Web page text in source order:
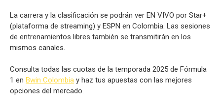
La carrera y la clasificación se podrán ver EN VIVO por Star+
(plataforma de streaming) y ESPN en Colombia. Las sesiones
de entrenamientos libres también se transmitirán en los
mismos canales.
Consulta todas las cuotas de la temporada 2025 de Fórmula
1 en Bwin Colombia y haz tus apuestas con las mejores
opciones del mercado.